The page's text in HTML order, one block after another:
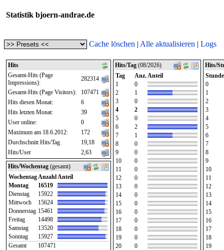
Statistik bjoern-andrae.de
Cache löschen | Alle aktualisieren | Logs
Hits
Gesamt-Hits (Page
Impressions):
282314
Gesamt-Hits (Page Visitors):
107471
Hits diesen Monat:
6
Hits letzten Monat:
39
User online:
0
Maximum am 18.6.2012:
172
Durchschnitt Hits/Tag
19,18
Hits/User
2,63
Hits/Wochentag (gesamt)
Wochentag Anzahl Anteil
Montag
16519
Dienstag
15922
Mittwoch
15624
Donnerstag 15461
Freitag
14498
Samstag
13520
Sonntag
15927
Gesamt
107471
Hits/Tag (08/2026)
Tag
Anz. Anteil
1
0
2
1
3
0
4
2
5
0
6
2
7
1
8
0
9
0
10
0
11
0
12
0
13
0
14
0
15
0
16
0
17
0
18
0
19
0
20
0
Hits/
Stunde
0
1
2
3
4
5
6
7
8
9
10
11
12
13
14
15
16
17
18
19